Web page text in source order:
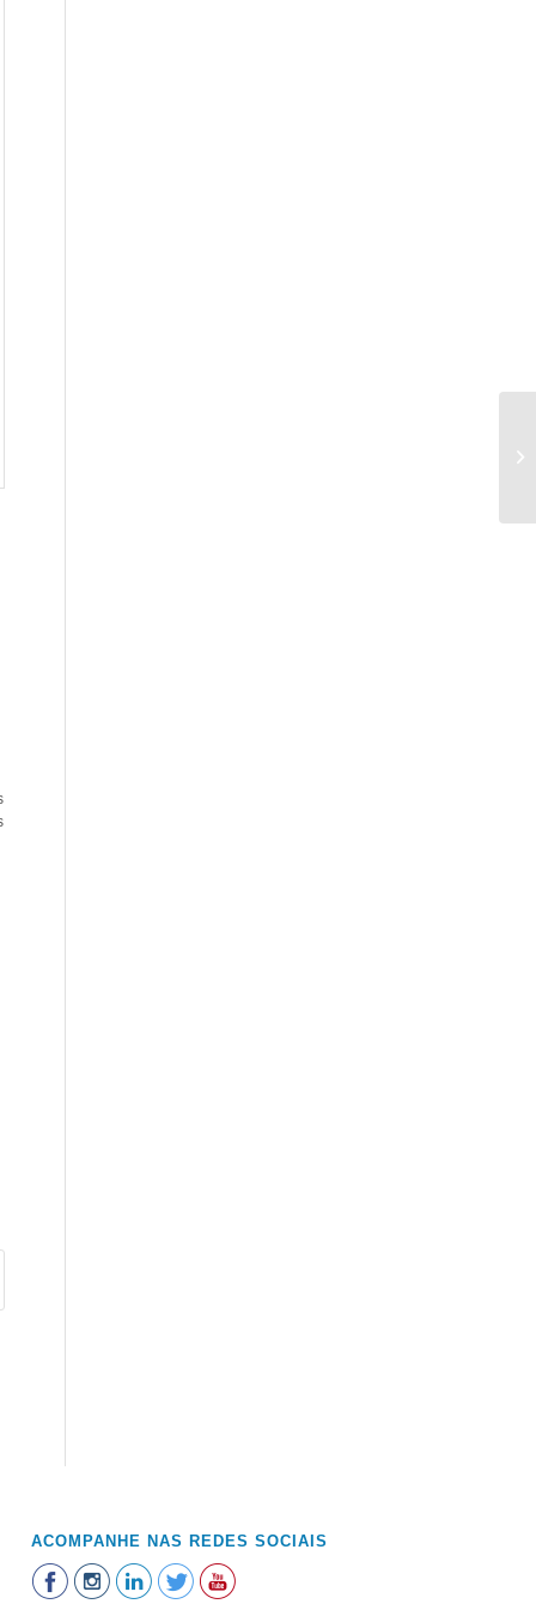
ACOMPANHE NAS REDES SOCIAIS